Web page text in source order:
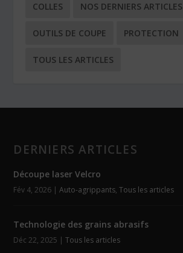
COLLES NOS DERNIERS ARTICLES
OUTILS DE COUPE PROTECTION
TOUS LES ARTICLES
DERNIERS ARTICLES
Découpe laser Velcro
Fév 4, 2026 |Auto-agrippants,Tous les articles
Technologie des grains abrasifs
Déc 22, 2025 |Tous les articles